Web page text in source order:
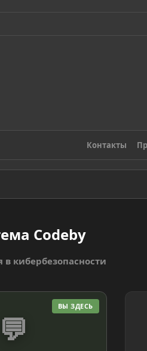
Контакты
Codeby
в кибербезопасности
ВЫ ЗДЕСЬ
💬